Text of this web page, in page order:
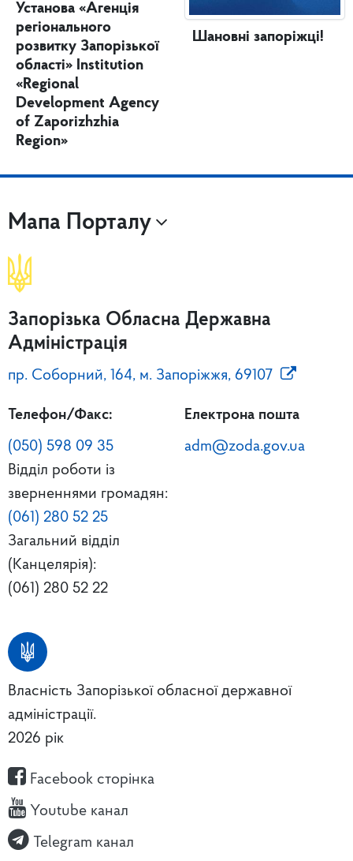
Установа «Агенція
регіонального
розвитку Запорізької
області» Institution
«Regional
Development Agency
of Zaporizhzhia
Region»
Шановні запоріжці!
Мапа Порталу
Запорізька Обласна Державна
Адміністрація
пр. Соборний, 164, м. Запоріжжя, 69107
Телефон/Факс:
(050) 598 09 35
Відділ роботи із
зверненнями громадян:
(061) 280 52 25
Загальний відділ
(Канцелярія):
(061) 280 52 22
Електрона пошта
adm@zoda.gov.ua
Власність Запорізької обласної державної
адміністрації.
2026 рік
Facebook сторінка
Youtube канал
Telegram канал